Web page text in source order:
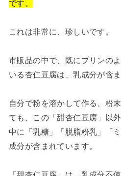
です。
これは非常に、珍しいです。
市販品の中で、既にプリンの
いる杏仁豆腐は、乳成分が含ま
自分で粉を溶かして作る、粉
ても、この「甜杏仁豆腐」以
中に「乳糖」「脱脂粉乳」「
成分が含まれています。